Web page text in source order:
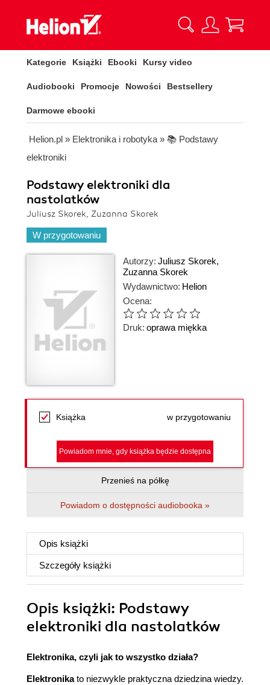
Kategorie Książki Ebooki Kursy video
Audiobooki Promocje Nowości Bestsellery
Darmowe ebooki
Helion.pl » Elektronika i robotyka » 📚 Podstawy
elektroniki
Podstawy elektroniki dla
nastolatków
Juliusz Skorek, Zuzanna Skorek
W przygotowaniu
Autorzy: Juliusz Skorek,
Zuzanna Skorek
Wydawnictwo: Helion
Ocena:
Druk: oprawa miękka
Książka w przygotowaniu
Powiadom mnie, gdy książka będzie dostępna
Przenieś na półkę
Powiadom o dostępności audiobooka »
Opis książki
Szczegóły książki
Opis książki: Podstawy
elektroniki dla nastolatków
Elektronika, czyli jak to wszystko działa?
Elektronikato niezwykle praktyczna dziedzina wiedzy.